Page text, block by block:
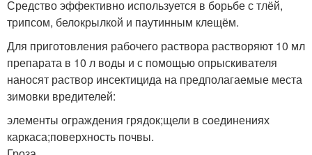
Средство эффективно используется в борьбе с тлёй,
трипсом, белокрылкой и паутинным клещём.
Для приготовления рабочего раствора растворяют 10 мл
препарата в 10 л воды и с помощью опрыскивателя
наносят раствор инсектицида на предполагаемые места
зимовки вредителей:
элементы ограждения грядок;щели в соединениях
каркаса;поверхность почвы.